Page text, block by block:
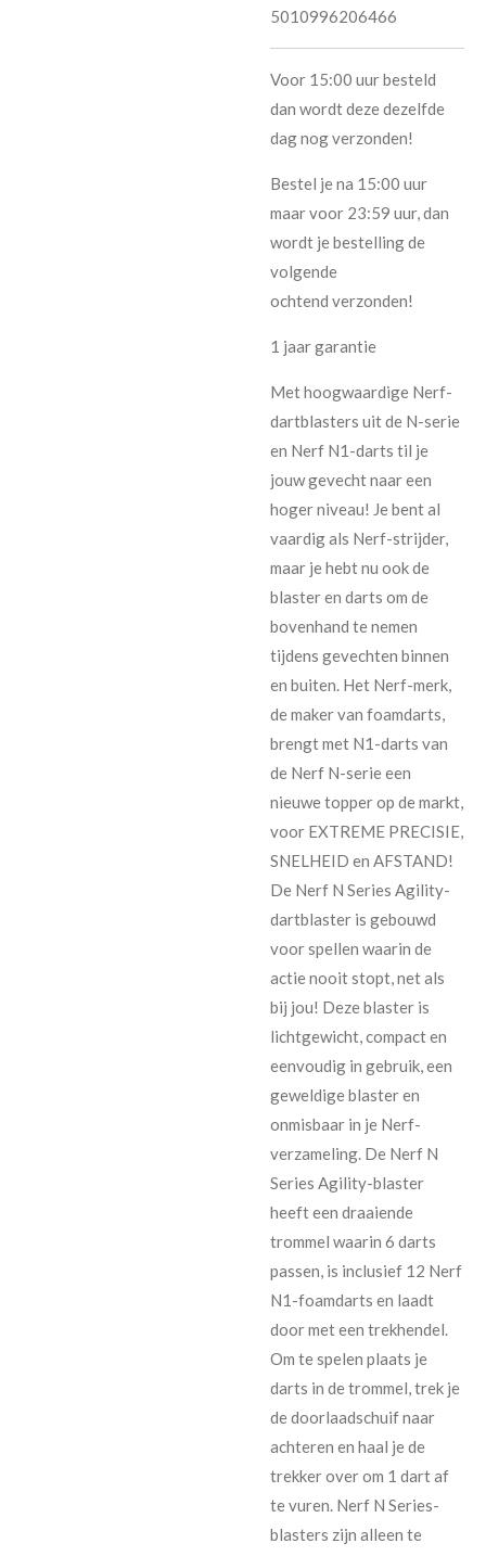
5010996206466
Voor 15:00 uur besteld
dan wordt deze dezelfde
dag nog verzonden!
Bestel je na 15:00 uur
maar voor 23:59 uur, dan
wordt je bestelling de
volgende
ochtend verzonden!
1 jaar garantie
Met hoogwaardige Nerf-
dartblasters uit de N-serie
en Nerf N1-darts til je
jouw gevecht naar een
hoger niveau! Je bent al
vaardig als Nerf-strijder,
maar je hebt nu ook de
blaster en darts om de
bovenhand te nemen
tijdens gevechten binnen
en buiten. Het Nerf-merk,
de maker van foamdarts,
brengt met N1-darts van
de Nerf N-serie een
nieuwe topper op de markt,
voor EXTREME PRECISIE,
SNELHEID en AFSTAND!
De Nerf N Series Agility-
dartblaster is gebouwd
voor spellen waarin de
actie nooit stopt, net als
bij jou! Deze blaster is
lichtgewicht, compact en
eenvoudig in gebruik, een
geweldige blaster en
onmisbaar in je Nerf-
verzameling. De Nerf N
Series Agility-blaster
heeft een draaiende
trommel waarin 6 darts
passen, is inclusief 12 Nerf
N1-foamdarts en laadt
door met een trekhendel.
Om te spelen plaats je
darts in de trommel, trek je
de doorlaadschuif naar
achteren en haal je de
trekker over om 1 dart af
te vuren. Nerf N Series-
blasters zijn alleen te